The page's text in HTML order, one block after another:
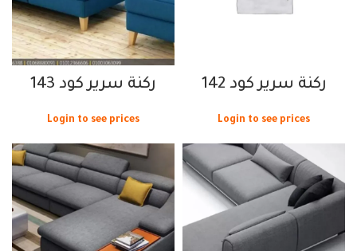
ركنة سرير كود 142
Login to see prices
ركنة سرير كود 143
Login to see prices